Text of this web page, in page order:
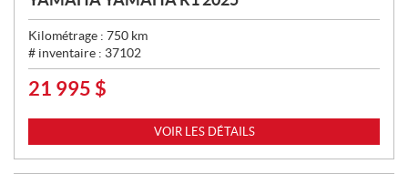
Kilométrage : 750 km
# inventaire : 37102
P
X
21 995 $
VOIR LES DÉTAILS